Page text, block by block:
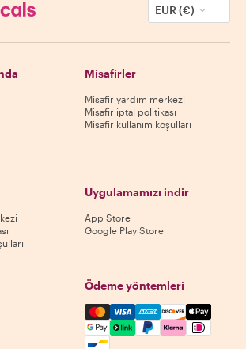
EUR (€)
Misafirler
Misafir yardım merkezi
Misafir iptal politikası
Misafir kullanım koşulları
Uygulamamızı indir
App Store
Google Play Store
Ödeme yöntemleri
Mastercard, Visa, Amex,